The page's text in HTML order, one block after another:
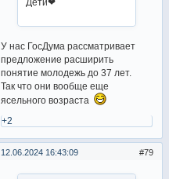
Дети❤
У нас ГосДума рассматривает
предложение расширить
понятие молодежь до 37 лет.
Так что они вообще еще
ясельного возраста
+2
79
12.06.2024 16:43:09